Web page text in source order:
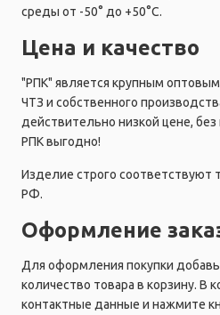
среды от -50° до +50°C.
Цена и качество
"РПК" является крупным
ЧТЗ и собственного
действительно низкой цене,
РПК выгодно!
Изделие строго соответствуют
РФ.
Оформление
Для оформления покупки
количество товара в корзину. В
контактные данные и нажмите